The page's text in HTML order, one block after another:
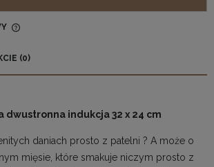
(0)
dwustronna indukcja 32 x 24 cm
daniach prosto z patelni ? A może o
mięsie, które smakuje niczym prosto z